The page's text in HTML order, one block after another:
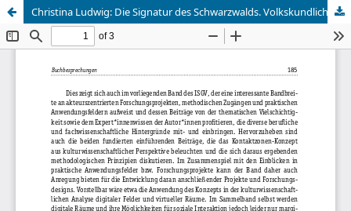
Christina Ludwig: Die Signatur des Schwarzwalds. Volkskundliches Sammeln um 1900 am Beispiel des Wissenschaftsamateurs Oskar Spiegelhalder (1864–1925).